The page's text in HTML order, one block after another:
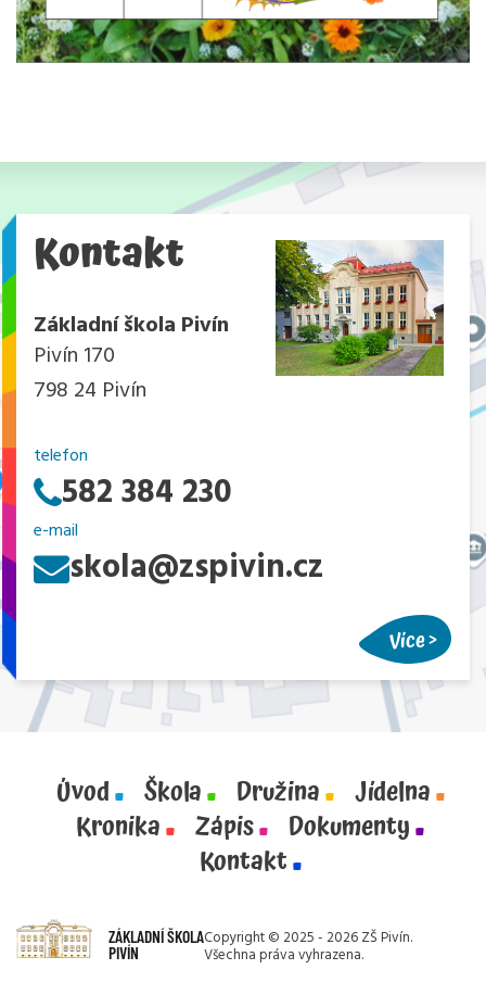
Kontakt
Základní škola Pivín
Pivín 170
798 24 Pivín
telefon
582 384 230
e-mail
skola@zspivin.cz
Více
Úvod Škola Družina
Jídelna
Kronika
Zápis
Dokumenty
Kontakt
ZÁKLADNÍ ŠKOLA
PIVÍN
Copyright © 2025 - 2026 ZŠ Pivín.
Všechna práva vyhrazena.